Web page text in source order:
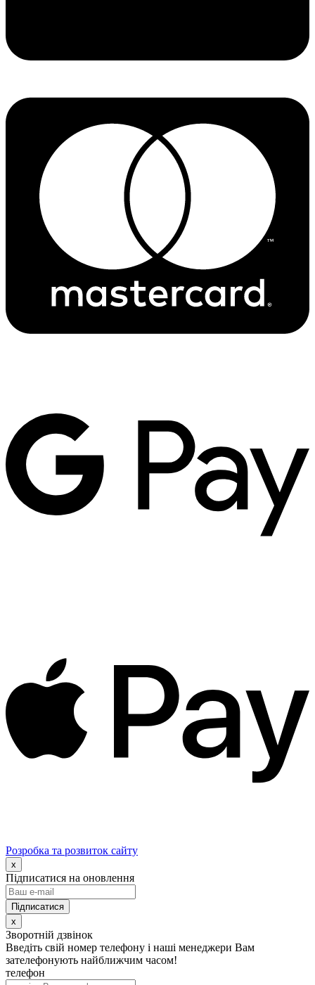
Розробка та розвиток сайту
x
Підписатися на оновлення
x
Зворотній дзвінок
Введіть свій номер телефону і наші менеджери Вам
зателефонують найближчим часом!
телефон